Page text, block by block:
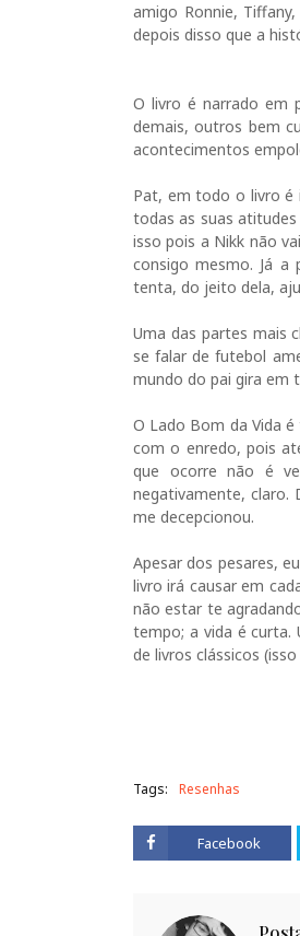
amigo Ronnie,
depois disso que a
O livro é narrado em
demais, outros bem
acontecimentos
Pat, em todo o livro é
todas as suas
isso pois a Nikk não
consigo mesmo. Já
tenta, do jeito dela,
Uma das partes mais
se falar de futebol
mundo do pai gira em
O Lado Bom da Vida
com o enredo, pois
que ocorre não é
negativamente, claro.
me decepcionou.
Apesar dos pesares,
livro irá causar em
não estar te
tempo; a vida é curta.
de livros clássicos
Tags: Resenhas
Facebook